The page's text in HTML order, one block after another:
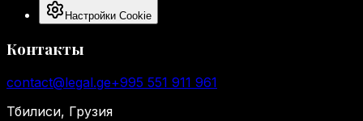
Настройки Cookie
Контакты
contact@legal.ge+995 551 911 961
Тбилиси, Грузия